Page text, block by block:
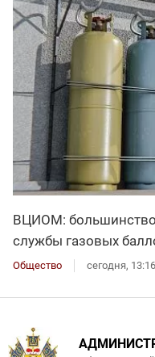
ВЦИОМ: большинство
службы газовых
Общество сегодня, 13:16